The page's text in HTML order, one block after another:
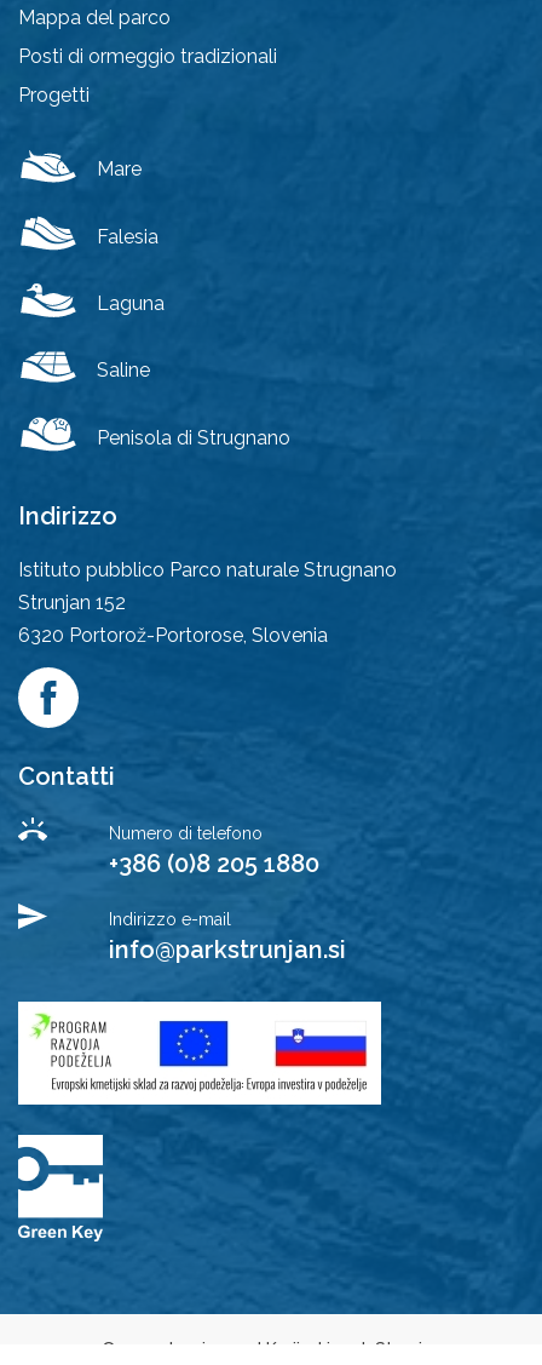
Mappa del parco
Posti di ormeggio tradizionali
Progetti
Mare
Falesia
Laguna
Saline
Penisola di Strugnano
Indirizzo
Istituto pubblico Parco naturale Strugnano
Strunjan 152
6320 Portorož-Portorose, Slovenia
Contatti
Numero di telefono
+386 (0)8 205 1880
Indirizzo e-mail
info@parkstrunjan.si
© 2021 Javni zavod Krajinski park Strunjan